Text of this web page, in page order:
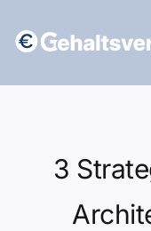
Inhalt
3